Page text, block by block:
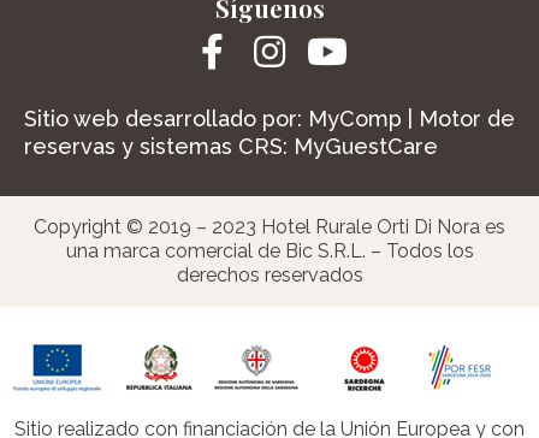
Síguenos
Sitio web desarrollado por: MyComp | Motor de
reservas y sistemas CRS: MyGuestCare
Copyright © 2019 – 2023 Hotel Rurale Orti Di Nora es
una marca comercial de Bic S.R.L. – Todos los
derechos reservados
Sitio realizado con financiación de la Unión Europea y con